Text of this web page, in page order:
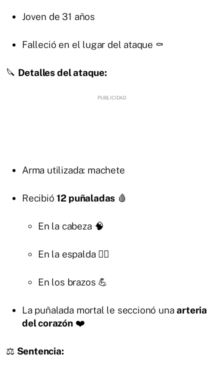
Joven de 31 años
Falleció en el lugar del ataque ⚰️
🔪 Detalles del ataque:
Arma utilizada: machete
Recibió12 puñaladas 🩸
En la cabeza 🧠
En la espalda 🧍‍♂️
En los brazos 💪
La puñalada mortal le seccionó unaarteria
del corazón❤️
⚖️ Sentencia: